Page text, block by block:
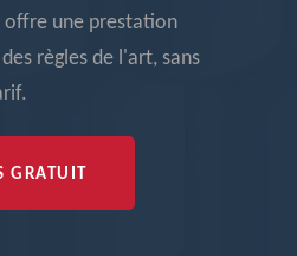
offre une prestation
règles de l'art, sans
GRATUIT